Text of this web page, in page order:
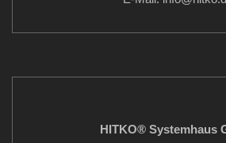
HITKO® Systemhaus